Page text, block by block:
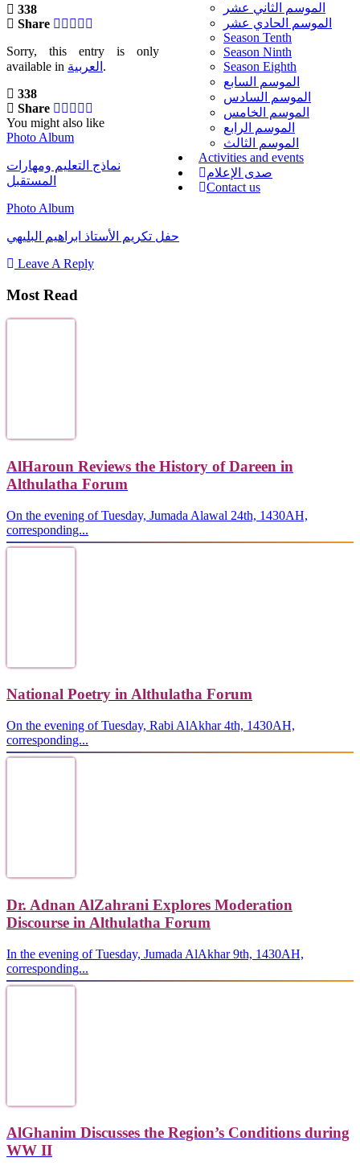
الموسم الثاني عشر
الموسم الحادي عشر
Season Tenth
Season Ninth
Season Eighth
الموسم السابع
الموسم السادس
الموسم الخامس
الموسم الرابع
الموسم الثالث
Activities and events
صدى الإعلام
Contact us
338
Share
Sorry, this entry is only
available in العربية .
338
Share
You might also like
Photo Album
نماذج التعليم ومهارات
المستقبل
Photo Album
حفل تكريم الأستاذ ابراهيم البليهي
Leave A Reply
Most Read
AlHaroun Reviews the History of Dareen in
Althulatha Forum
On the evening of Tuesday, Jumada Alawal 24th, 1430AH,
corresponding...
National Poetry in Althulatha Forum
On the evening of Tuesday, Rabi AlAkhar 4th, 1430AH,
corresponding...
Dr. Adnan AlZahrani Explores Moderation
Discourse in Althulatha Forum
In the evening of Tuesday, Jumada AlAkhar 9th, 1430AH,
corresponding...
AlGhanim Discusses the Region’s Conditions during
WW II